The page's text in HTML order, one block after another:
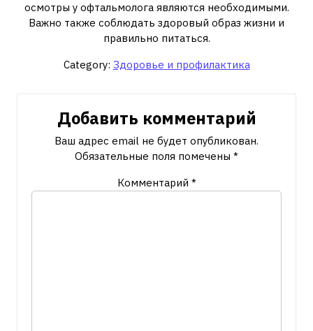
осмотры у офтальмолога являются необходимыми.
Важно также соблюдать здоровый образ жизни и
правильно питаться.
Category: Здоровье и профилактика
Добавить комментарий
Ваш адрес email не будет опубликован.
Обязательные поля помечены *
Комментарий *